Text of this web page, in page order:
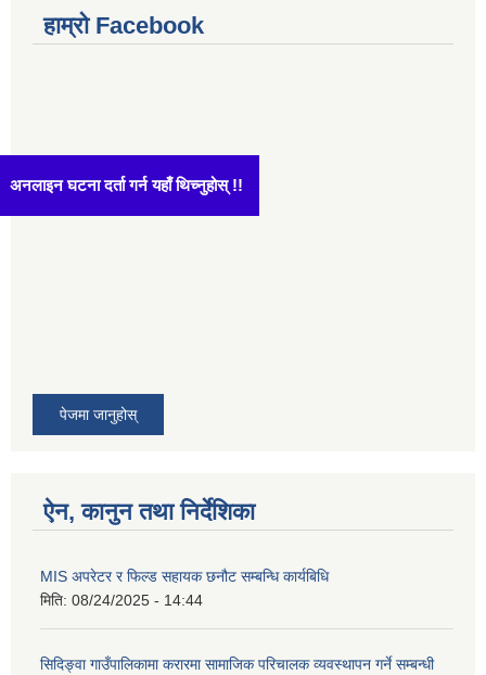
हाम्रो Facebook
पेजमा जानुहोस्
ऐन, कानुन तथा निर्देशिका
MIS अपरेटर र फिल्ड सहायक छनौट सम्बन्धि कार्यबिधि
मिति: 08/24/2025 - 14:44
सिदिङ्वा गाउँपालिकामा करारमा सामाजिक परिचालक व्यवस्थापन गर्ने सम्बन्धी
अनलाइन घटना दर्ता गर्न यहाँ थिच्नुहोस् !!